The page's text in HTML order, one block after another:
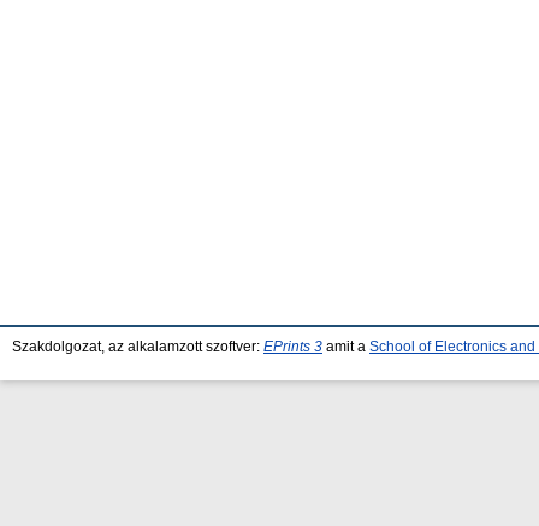
Szakdolgozat, az alkalamzott szoftver: EPrints 3 amit a School of Electronics